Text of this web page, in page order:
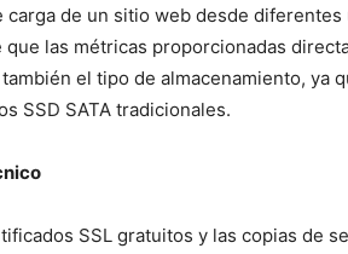
de un sitio web desde diferentes
las métricas proporcionadas
el tipo de almacenamiento, ya
SSD SATA tradicionales.
SSL gratuitos y las copias de